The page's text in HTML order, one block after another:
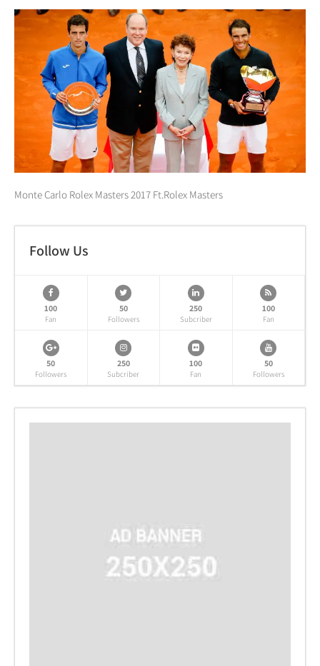
Monte Carlo Rolex Masters 2017 Ft.Rolex Masters
Follow Us
100
Fan
50
Followers
250
Subcriber
100
Fan
50
Followers
250
Subcriber
100
Fan
50
Followers